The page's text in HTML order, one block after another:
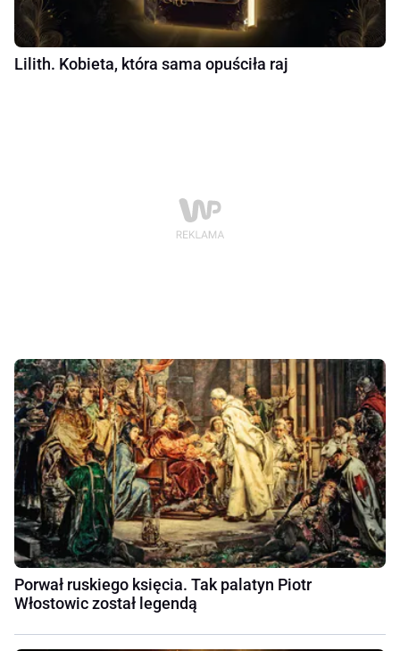
Lilith. Kobieta, która sama opuściła raj
Porwał ruskiego księcia. Tak palatyn Piotr
Włostowic został legendą